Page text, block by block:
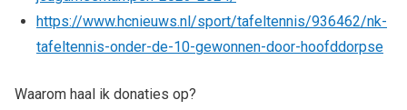
https://www.hcnieuws.nl/sport/tafeltennis/936462/nk-
tafeltennis-onder-de-10-gewonnen-door-hoofddorpse
Waarom haal ik donaties op?